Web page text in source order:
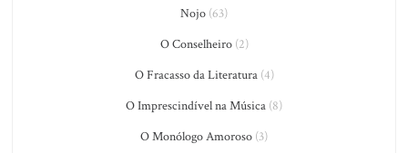
Nojo (63)
O Conselheiro(2)
O Fracasso da Literatura(4)
O Imprescindível na Música (8)
O Monólogo Amoroso (3)